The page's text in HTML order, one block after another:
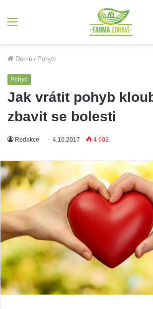
Domů / Pohyb
Pohyb
Jak vrátit pohyb
zbavit se bolesti
Redakce 4.10.2017 4 602